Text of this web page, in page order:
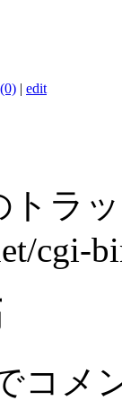
| edit
トラ
cgi-
コメ